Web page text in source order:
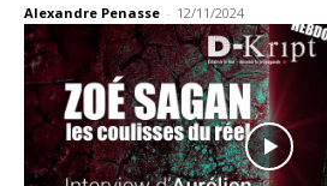
Alexandre Penasse - 12/11/2024